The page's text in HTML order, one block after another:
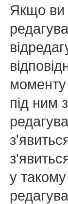
Якщо ви
моменту
під ним
у